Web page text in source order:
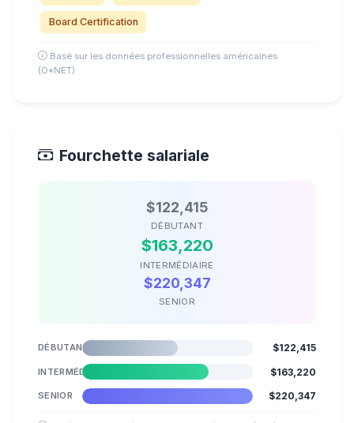
Board Certification
Basé sur les données professionnelles américaines
(O*NET)
Fourchette salariale
$122,415
DÉBUTANT
$163,220
INTERMÉDIAIRE
$220,347
SENIOR
DÉBUTANT $122,415
INTERMÉDIAIRE $163,220
SENIOR $220,347